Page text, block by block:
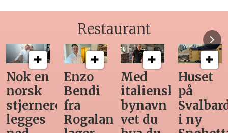
Restaurant
Med
italiensk
bynavn
vet du
Huset
på
Svalbard
i ny
Ny
teknologi
gjør
manuell
Siste
Horeca-
før